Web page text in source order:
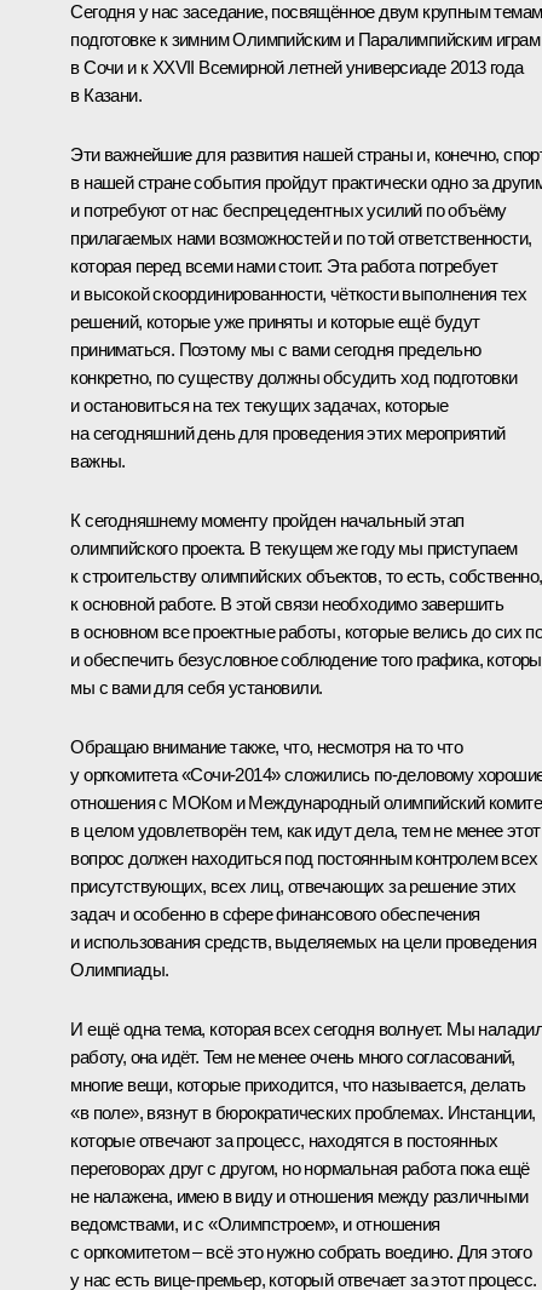
Сегодня у нас заседание, посвящённое двум крупным
подготовке к зимним Олимпийским и Паралимпийским играм
в Сочи и к XXVII Всемирной летней универсиаде 2013 года
в Казани.
Эти важнейшие для развития нашей страны и, конечно,
в нашей стране события пройдут практически одно за
и потребуют от нас беспрецедентных усилий по объёму
прилагаемых нами возможностей и по той ответственности,
которая перед всеми нами стоит. Эта работа потребует
и высокой скоординированности, чёткости выполнения тех
решений, которые уже приняты и которые ещё будут
приниматься. Поэтому мы с вами сегодня предельно
конкретно, по существу должны обсудить ход подготовки
и остановиться на тех текущих задачах, которые
на сегодняшний день для проведения этих мероприятий
важны.
К сегодняшнему моменту пройден начальный этап
олимпийского проекта. В текущем же году мы приступаем
к строительству олимпийских объектов, то есть, собственно,
к основной работе. В этой связи необходимо завершить
в основном все проектные работы, которые велись до сих
и обеспечить безусловное соблюдение того графика,
мы с вами для себя установили.
Обращаю внимание также, что, несмотря на то что
у оргкомитета «Сочи-2014» сложились по‑деловому
отношения с МОКом и Международный олимпийский
в целом удовлетворён тем, как идут дела, тем не менее этот
вопрос должен находиться под постоянным контролем всех
присутствующих, всех лиц, отвечающих за решение этих
задач и особенно в сфере финансового обеспечения
и использования средств, выделяемых на цели проведения
Олимпиады.
И ещё одна тема, которая всех сегодня волнует. Мы
работу, она идёт. Тем не менее очень много согласований,
многие вещи, которые приходится, что называется, делать
«в поле», вязнут в бюрократических проблемах. Инстанции,
которые отвечают за процесс, находятся в постоянных
переговорах друг с другом, но нормальная работа пока ещё
не налажена, имею в виду и отношения между различными
ведомствами, и с «Олимпстроем», и отношения
с оргкомитетом – всё это нужно собрать воедино. Для этого
у нас есть вице-премьер, который отвечает за этот процесс.